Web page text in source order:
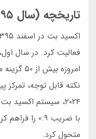
تاریخچه (سال ۱۳۹۵)
امروزه
نکته قابل توجه، تمرکز
با ضریب ۰.۹
متحول کرد.